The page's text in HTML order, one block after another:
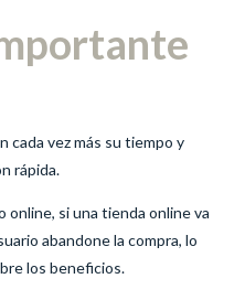
cada vez más su tiempo y
rápida.
online, si una tienda online va
abandone la compra, lo
los beneficios.